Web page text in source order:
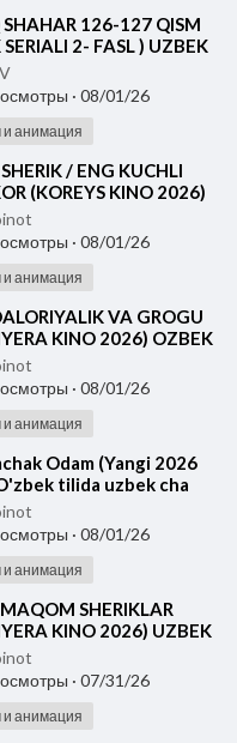
126-127 QISM
2- FASL ) UZBEK
· 08/01/26
анимация
/ ENG KUCHLI
(KOREYS KINO 2026)
TILIDA
· 08/01/26
анимация
VA GROGU
KINO 2026) OZBEK
· 08/01/26
анимация
Odam (Yangi 2026
tilida uzbek cha
· 08/01/26
анимация
SHERIKLAR
KINO 2026) UZBEK
· 07/31/26
анимация